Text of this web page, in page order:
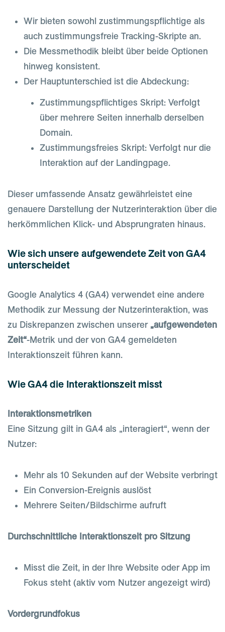
Wir bieten sowohl zustimmungspflichtige als
auch zustimmungsfreie Tracking-Skripte an.
Die Messmethodik bleibt über beide Optionen
hinweg konsistent.
Der Hauptunterschied ist die Abdeckung:
Zustimmungspflichtiges Skript: Verfolgt
über mehrere Seiten innerhalb derselben
Domain.
Zustimmungsfreies Skript: Verfolgt nur die
Interaktion auf der Landingpage.
Dieser umfassende Ansatz gewährleistet eine
genauere Darstellung der Nutzerinteraktion über die
herkömmlichen Klick- und Absprungraten hinaus.
Wie sich unsere aufgewendete Zeit von GA4
unterscheidet
Google Analytics 4 (GA4) verwendet eine andere
Methodik zur Messung der Nutzerinteraktion, was
zu Diskrepanzen zwischen unserer „aufgewendeten
Zeit“-Metrik und der von GA4 gemeldeten
Interaktionszeit führen kann.
Wie GA4 die Interaktionszeit misst
Interaktionsmetriken
Eine Sitzung gilt in GA4 als „interagiert“, wenn der
Nutzer:
Mehr als 10 Sekunden auf der Website verbringt
Ein Conversion-Ereignis auslöst
Mehrere Seiten/Bildschirme aufruft
Durchschnittliche Interaktionszeit pro Sitzung
Misst die Zeit, in der Ihre Website oder App im
Fokus steht (aktiv vom Nutzer angezeigt wird)
Vordergrundfokus